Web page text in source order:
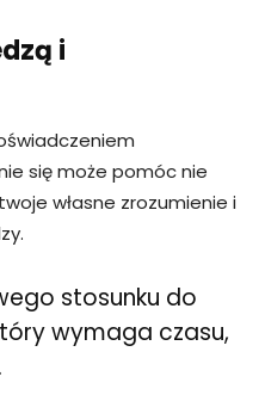
i
się może pomóc nie
własne zrozumienie i
stosunku do
wymaga czasu,